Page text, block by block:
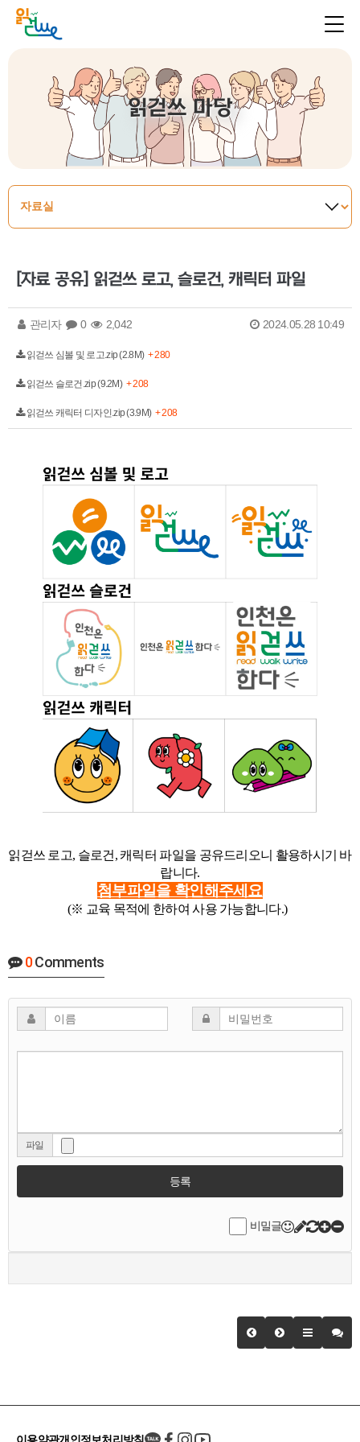
읽걷쓰 마당
[자료 공유] 읽걷쓰 로고, 슬로건, 캐릭터 파일
관리자 0 2,042 2024.05.28 10:49
읽걷쓰 심볼 및 로고.zip (2.8M) + 280
읽걷쓰 슬로건.zip (9.2M) + 208
읽걷쓰 캐릭터 디자인.zip (3.9M) + 208
읽걷쓰 로고, 슬로건, 캐릭터 파일을 공유드리오니 활용하시기 바
랍니다.
첨부파일을 확인해주세요
(※ 교육 목적에 한하여 사용 가능합니다.)
0Comments
파일
등록
비밀글
이용약관개인정보처리방침